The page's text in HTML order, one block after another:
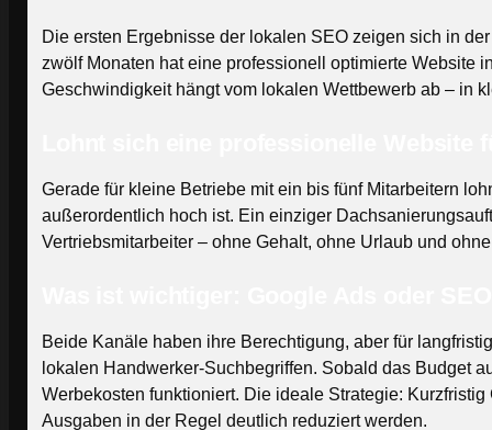
Die ersten Ergebnisse der lokalen SEO zeigen sich in
zwölf Monaten hat eine professionell optimierte Website
Geschwindigkeit hängt vom lokalen Wettbewerb ab – in
Gerade für kleine Betriebe mit ein bis fünf Mitarbeitern
außerordentlich hoch ist. Ein einziger
Vertriebsmitarbeiter – ohne Gehalt, ohne Urlaub und
Beide Kanäle haben ihre Berechtigung, aber für
lokalen Handwerker-Suchbegriffen. Sobald das Budget
Werbekosten funktioniert. Die ideale Strategie:
Ausgaben in der Regel deutlich reduziert werden.